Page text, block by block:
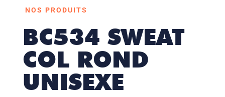
NOS PRODUITS
BC534 SWEAT
COL ROND
UNISEXE